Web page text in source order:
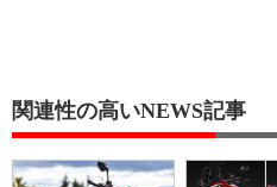
関連性の高いNEWS記事